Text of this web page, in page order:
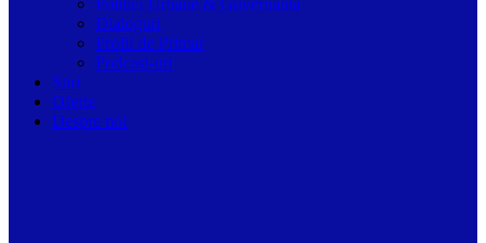
Politici Urbane & Guvernanta
Dialoguri
Profil de Primar
Podcast-uri
Stiri
Oferte
Despre noi